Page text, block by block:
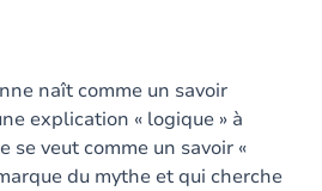
naît comme un savoir
explication « logique » à
se veut comme un savoir «
du mythe et qui cherche